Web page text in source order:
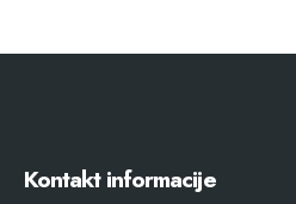
Kontakt informacije